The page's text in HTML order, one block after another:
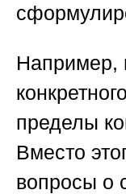
Например,
пределы
Вместо
вопросы о